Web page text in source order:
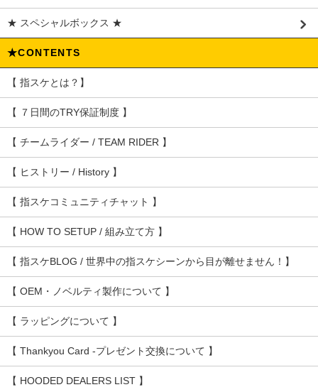
★ スペシャルボックス ★
★CONTENTS
【 指スケとは？】
【 ７日間のTRY保証制度 】
【 チームライダー / TEAM RIDER 】
【 ヒストリー / History 】
【 指スケコミュニティチャット 】
【 HOW TO SETUP / 組み立て方 】
【 指スケBLOG / 世界中の指スケシーンから目が離せません！】
【 OEM・ノベルティ製作について 】
【 ラッピングについて 】
【 Thankyou Card -プレゼント交換について 】
【 HOODED DEALERS LIST 】